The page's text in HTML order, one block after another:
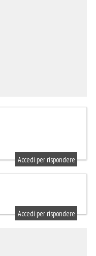
Accedi per rispondere
Accedi per rispondere